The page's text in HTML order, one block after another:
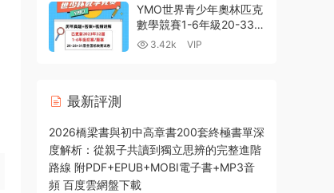
YMO世界青少年奧林匹克
數學競賽1-6年級20-33
屆初賽+複賽+決賽 PDF
3.42k VIP
最新評測
2026橋梁書與初中高章書200套終極書單深
度解析：從親子共讀到獨立思辨的完整進階
路線 附PDF+EPUB+MOBI電子書+MP3音
頻 百度雲網盤下載